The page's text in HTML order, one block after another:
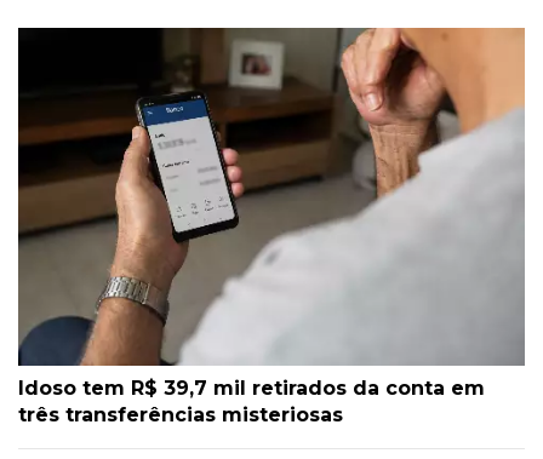
Idoso tem R$ 39,7 mil retirados da conta em
três transferências misteriosas